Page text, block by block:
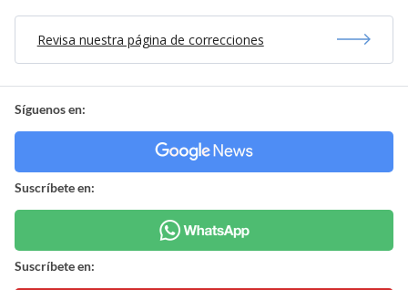
Revisa nuestra página de correcciones
Síguenos en:
Suscríbete en:
Suscríbete en: